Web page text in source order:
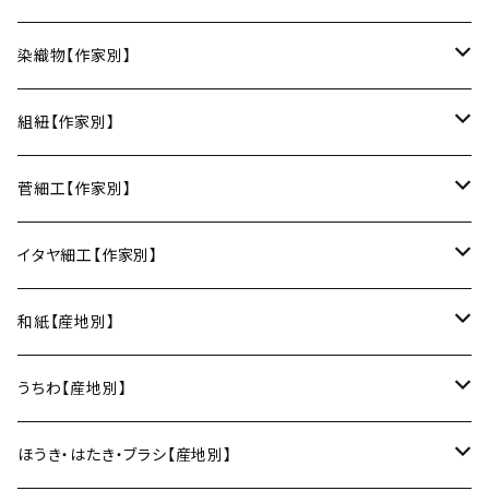
中鉢
お椀・ボウル
お椀
丼
湯呑・カップ
マグカップ
フリーカップ
酒器
ぐい呑み・盃
徳利
蓋物・キャニスター
そば猪口
箸・カトラリー
箸
土鍋
馬の目皿
AND C（瀬戸焼／愛知）
Trace Face（瀬戸焼／愛知）
m.m.d.（瀬戸焼／愛知）
LUC DE BOECK（京都）
小山研一（京都）
中村譲司（京都）
俊彦窯（丹波焼／兵庫）
庵治漆 -AJIURUSHI
讃岐石地塗
erakko（京都）
suosikki（京都）
うるしおいしおはし
りょうび庵（曲げわっぱ／秋田）
erakko（木と漆／京都）
甲斐のぶお工房（竹のカトラリー／大分）
染織物【作家別】
藤本つむぎ工房（上田紬／長野）
巾着袋
ブックカバー
清原遥（テキスタイル／滋賀）
KOMOREBI
朝焼け
藍染屋ほうね（藍染／静岡）
京都のれん（風呂敷／京都）
小風呂敷（約50cm角）
2巾風呂敷（約70cm角）
Sugee textile（国産手ぬぐい）
向井詩織（ブロックプリント／インド）
組紐【作家別】
昇苑くみひも（京都）
リング
ブレスレット
菅細工【作家別】
深江菅細工（大阪）
イタヤ細工【作家別】
角館イタヤ工芸（秋田）
民芸イタヤ工房（秋田）
和紙【産地別】
出雲民藝紙（島根）
多羅富來和紙（愛媛）
うちわ【産地別】
房州うちわ（千葉）
ほうき・はたき・ブラシ【産地別】